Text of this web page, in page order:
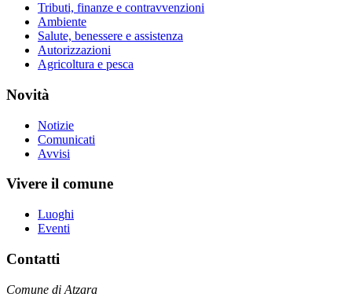
Tributi, finanze e contravvenzioni
Ambiente
Salute, benessere e assistenza
Autorizzazioni
Agricoltura e pesca
Novità
Notizie
Comunicati
Avvisi
Vivere il comune
Luoghi
Eventi
Contatti
Comune di Atzara